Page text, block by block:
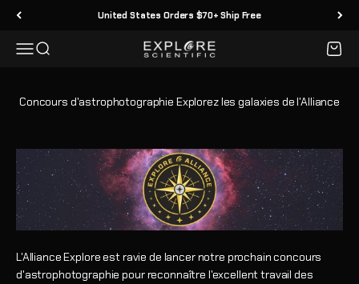
Passer au contenu United States Orders $70+ Ship Free
MenuRecherche Explore Scientific Panier
Concours d'astrophotographie Explorez les galaxies de l'Alliance
L'Alliance Explore est ravie de lancer notre prochain concours
d'astrophotographie pour reconnaître l'excellent travail des